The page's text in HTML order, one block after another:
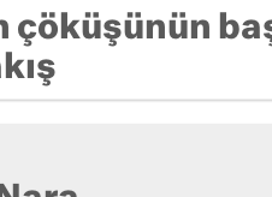
çöküşünün